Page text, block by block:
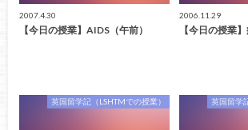
2007.4.30
【今日の授業】AIDS（午前）
2006.11.29
【今日の授業
英国留学記（LSHTMでの授業） 英国留学